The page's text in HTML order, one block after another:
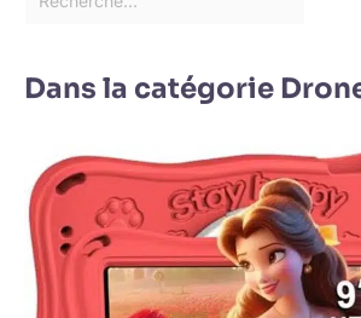
Dans la catégorie